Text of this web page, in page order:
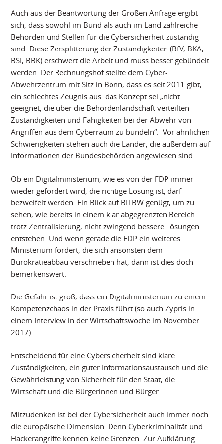
Auch aus der Beantwortung der Großen Anfrage ergibt
sich, dass sowohl im Bund als auch im Land zahlreiche
Behörden und Stellen für die Cybersicherheit zuständig
sind. Diese Zersplitterung der Zuständigkeiten (BfV, BKA,
BSI, BBK) erschwert die Arbeit und muss besser gebündelt
werden. Der Rechnungshof stellte dem Cyber-
Abwehrzentrum mit Sitz in Bonn, dass es seit 2011 gibt,
ein schlechtes Zeugnis aus: das Konzept sei „nicht
geeignet, die über die Behördenlandschaft verteilten
Zuständigkeiten und Fähigkeiten bei der Abwehr von
Angriffen aus dem Cyberraum zu bündeln“. Vor ähnlichen
Schwierigkeiten stehen auch die Länder, die außerdem auf
Informationen der Bundesbehörden angewiesen sind.
Ob ein Digitalministerium, wie es von der FDP immer
wieder gefordert wird, die richtige Lösung ist, darf
bezweifelt werden. Ein Blick auf BITBW genügt, um zu
sehen, wie bereits in einem klar abgegrenzten Bereich
trotz Zentralisierung, nicht zwingend bessere Lösungen
entstehen. Und wenn gerade die FDP ein weiteres
Ministerium fordert, die sich ansonsten dem
Bürokratieabbau verschrieben hat, dann ist dies doch
bemerkenswert.
Die Gefahr ist groß, dass ein Digitalministerium zu einem
Kompetenzchaos in der Praxis führt (so auch Zypris in
einem Interview in der Wirtschaftswoche im November
2017).
Entscheidend für eine Cybersicherheit sind klare
Zuständigkeiten, ein guter Informationsaustausch und die
Gewährleistung von Sicherheit für den Staat, die
Wirtschaft und die Bürgerinnen und Bürger.
Mitzudenken ist bei der Cybersicherheit auch immer noch
die europäische Dimension. Denn Cyberkriminalität und
Hackerangriffe kennen keine Grenzen. Zur Aufklärung